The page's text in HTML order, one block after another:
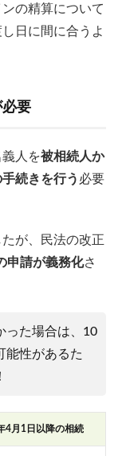
の精算について
日に間に合うよ
要
人を被相続人か
続きを行う 必要
が、民法の改正
申請が義務化さ
った場合は、10
能性があるた
4月1日以降の相続